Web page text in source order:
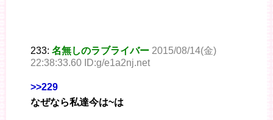
233: 名無しのラブライバー 2015/08/14(金)
22:38:33.60 ID:g/e1a2nj.net
>>229
なぜなら私達今は~は